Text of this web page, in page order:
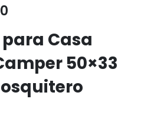
El
actual
es:
$125,000.
Casa
50×33